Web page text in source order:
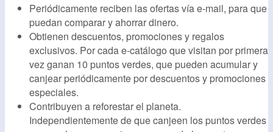
Periódicamente reciben las ofertas vía e-mail, para que
puedan comparar y ahorrar dinero.
Obtienen descuentos, promociones y regalos
exclusivos. Por cada e-catálogo que visitan por primera
vez ganan 10 puntos verdes, que pueden acumular y
canjear periódicamente por descuentos y promociones
especiales.
Contribuyen a reforestar el planeta.
Independientemente de que canjeen los puntos verdes